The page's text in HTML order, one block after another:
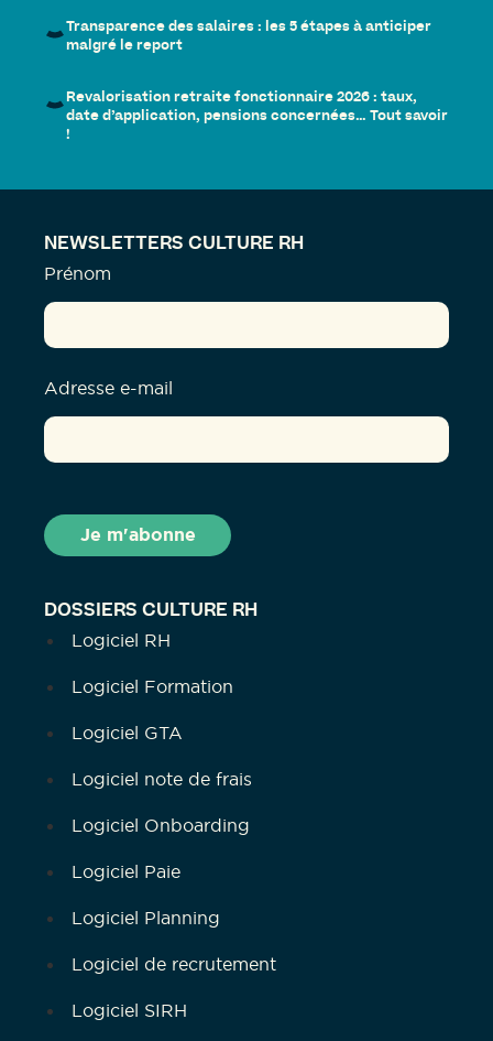
Transparence des salaires : les 5 étapes à anticiper
malgré le report
Revalorisation retraite fonctionnaire 2026 : taux,
date d’application, pensions concernées… Tout savoir
!
DOSSIERS CULTURE RH
Logiciel RH
Logiciel Formation
Logiciel GTA
Logiciel note de frais
Logiciel Onboarding
Logiciel Paie
Logiciel Planning
Logiciel de recrutement
Logiciel SIRH
NEWSLETTERS CULTURE RH
Prénom
Adresse e-mail